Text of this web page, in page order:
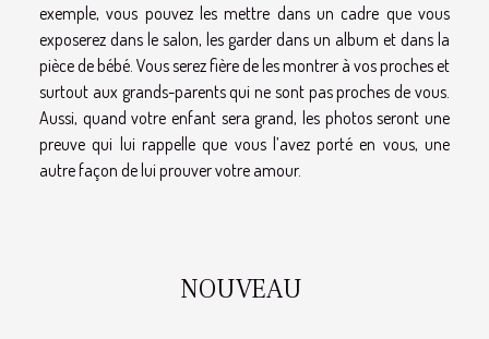
exemple, vous pouvez les mettre dans un cadre que vous
exposerez dans le salon, les garder dans un album et dans la
pièce de bébé. Vous serez fière de les montrer à vos proches et
surtout aux grands-parents qui ne sont pas proches de vous.
Aussi, quand votre enfant sera grand, les photos seront une
preuve qui lui rappelle que vous l’avez porté en vous, une
autre façon de lui prouver votre amour.
NOUVEAU